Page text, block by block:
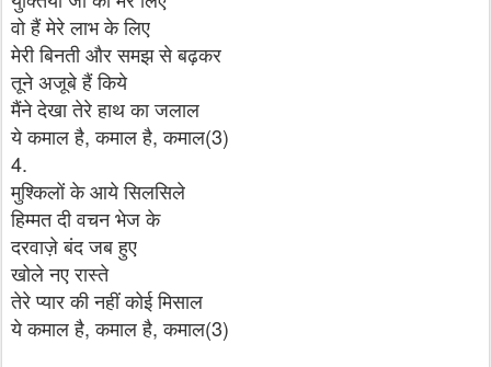
वो हैं मेरे लाभ के लिए
मेरी बिनती और समझ से बढ़कर
तूने अजूबे हैं किये
मैंने देखा तेरे हाथ का जलाल
ये कमाल है, कमाल है, कमाल(3)
4.
मुश्किलों के आये सिलसिले
हिम्मत दी वचन भेज के
दरवाज़े बंद जब हुए
खोले नए रास्ते
तेरे प्यार की नहीं कोई मिसाल
ये कमाल है, कमाल है, कमाल(3)